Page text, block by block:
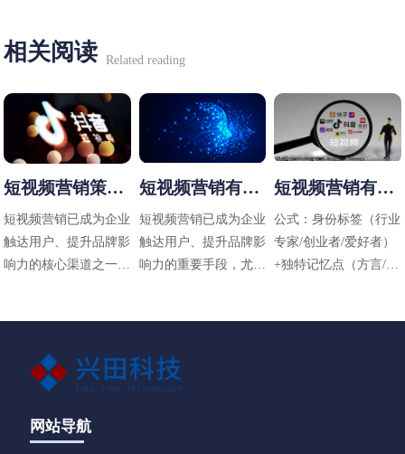
相关阅读 Related reading
短视频营销策略
有哪些
短视频营销已成为企业
触达用户、提升品牌影
响力的核心渠道之一，
见的短视频营销策略及
应用方向：
短视频营销有哪
些方法
短视频营销已成为企业
触达用户、提升品牌影
响力的重要手段，尤其
行业（包括工业领域如
阀门企业）的短视频营
短视频营销有哪
些技巧
公式：身份标签（行业
专家/创业者/爱好者）
+独特记忆点（方言/标
网站导航